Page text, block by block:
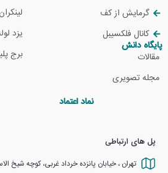
گرمایش از کف
کانال فلکسیبل
پایگاه دانش
مقالات
مجله تصویری
یزد
برج
نماد اعتماد
پل های ارتباطی
تهران ، خیابان پانزده خرداد غربی، کوچه شیخ الاسلامی،